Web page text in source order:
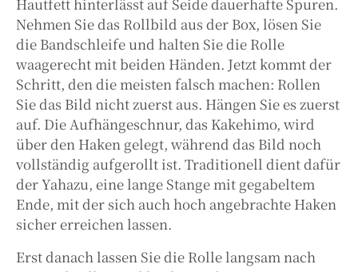
Nehmen Sie das Rollbild aus der Box, lösen Sie
die Bandschleife und halten Sie die Rolle
waagerecht mit beiden Händen. Jetzt kommt der
Schritt, den die meisten falsch machen: Rollen
Sie das Bild nicht zuerst aus. Hängen Sie es zuerst
auf. Die Aufhängeschnur, das Kakehimo, wird
über den Haken gelegt, während das Bild noch
vollständig aufgerollt ist. Traditionell dient dafür
der Yahazu, eine lange Stange mit gegabeltem
Ende, mit der sich auch hoch angebrachte Haken
sicher erreichen lassen.
Erst danach lassen Sie die Rolle langsam nach